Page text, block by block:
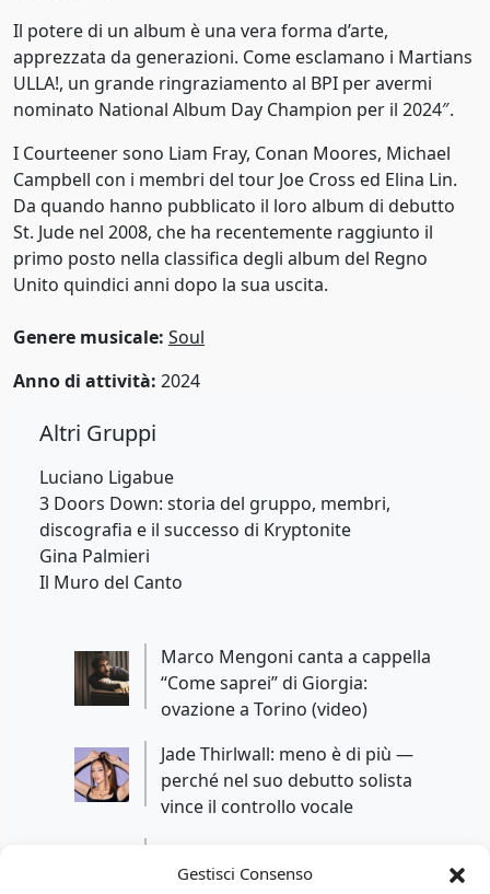
Gestisci Consenso
Il potere di un album è una vera forma d’arte,
apprezzata da generazioni. Come esclamano i Martians
ULLA!, un grande ringraziamento al BPI per avermi
nominato National Album Day Champion per il 2024″.
I Courteener sono Liam Fray, Conan Moores, Michael
Campbell con i membri del tour Joe Cross ed Elina Lin.
Da quando hanno pubblicato il loro album di debutto
St. Jude nel 2008, che ha recentemente raggiunto il
primo posto nella classifica degli album del Regno
Unito quindici anni dopo la sua uscita.
Genere musicale: Soul
Anno di attività: 2024
Altri Gruppi
Luciano Ligabue
3 Doors Down: storia del gruppo, membri,
discografia e il successo di Kryptonite
Gina Palmieri
Il Muro del Canto
Marco Mengoni canta a cappella
“Come saprei” di Giorgia:
ovazione a Torino (video)
Jade Thirlwall: meno è di più —
perché nel suo debutto solista
vince il controllo vocale
tributo di Joe Bonamassa e Josh